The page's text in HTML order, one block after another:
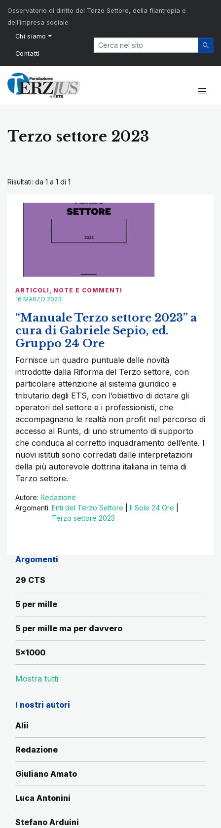
Osservatorio di diritto del Terzo Settore, della filantropia e
dell’impresa sociale
Chi siamo
Contatti
Terzo settore 2023
Risultati: da 1 a 1 di 1
ARTICOLI , NOTE E COMMENTI
16 MARZO 2023
“Manuale Terzo settore 2023” a
cura di Gabriele Sepio, ed.
Gruppo 24 Ore
Fornisce un quadro puntuale delle novità
introdotte dalla Riforma del Terzo settore, con
particolare attenzione al sistema giuridico e
tributario degli ETS, con l’obiettivo di dotare gli
operatori del settore e i professionisti, che
accompagnano le realtà non profit nel percorso di
accesso al Runts, di uno strumento di supporto
che conduca al corretto inquadramento dell’ente. I
nuovi istituti sono corredati dalle interpretazioni
della più autorevole dottrina italiana in tema di
Terzo settore.
Autore: Redazione
Argomenti: Enti del Terzo Settore Il Sole 24 Ore
Terzo settore 2023
Argomenti
29 CTS
5 per mille
5 per mille ma per davvero
5x1000
Mostra tutti
I nostri autori
Alii
Redazione
Giuliano Amato
Luca Antonini
Stefano Arduini